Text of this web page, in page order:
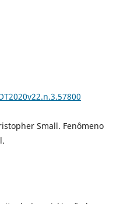
Small. Fenômeno